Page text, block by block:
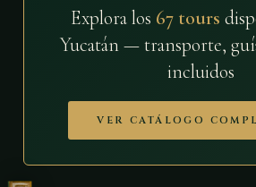
Explora los 67 tours
Yucatán — transporte,
incluidos
VER CATÁLOGO